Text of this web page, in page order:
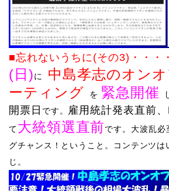
■忘れないうちに(その3) ・・・
(日)に 中島孝志のオン
ーティング を 緊急開催
開票日 です。 雇用統計発表直前、
て大統領選直前です。大波乱必
グチャンス！ということ。
コンテンツは
じ 。